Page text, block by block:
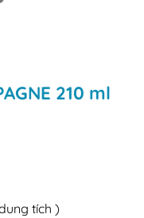
210 ml
tích )